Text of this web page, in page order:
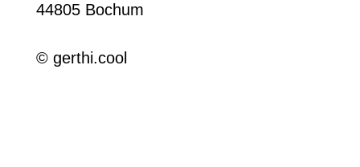
44805 Bochum
© gerthi.cool